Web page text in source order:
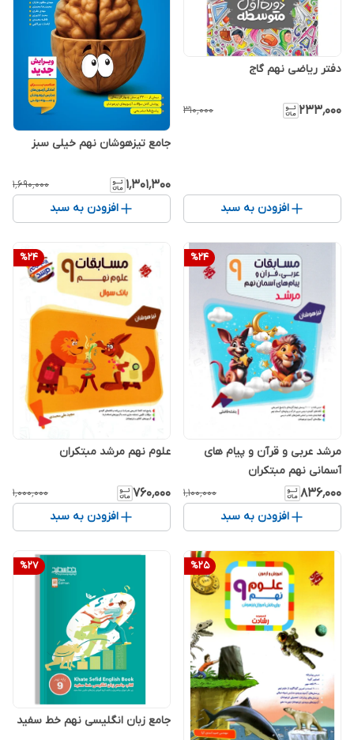
دفتر ریاضی نهم گاج
۲۳۳٬۰۰۰ ۳۱۰٬۰۰۰
افزودن به سبد
جامع تیزهوشان نهم خیلی سبز
۱٬۳۰۱٬۳۰۰ ۱٬۶۹۰٬۰۰۰
افزودن به سبد
%24
مرشد عربی و قرآن و پیام های
آسمانی نهم مبتکران
۸۳۶٬۰۰۰ ۱٬۱۰۰٬۰۰۰
افزودن به سبد
%24
علوم نهم مرشد مبتکران
۷۶۰٬۰۰۰ ۱٬۰۰۰٬۰۰۰
افزودن به سبد
%25
%27
جامع زبان انگلیسی نهم خط سفید